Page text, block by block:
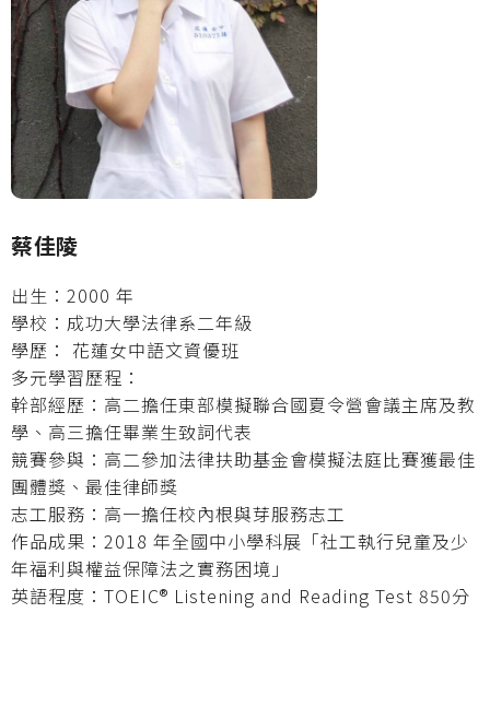
蔡佳陵
出生：2000 年
學校：成功大學法律系二年級
學歷： 花蓮女中語文資優班
多元學習歷程：
幹部經歷：高二擔任東部模擬聯合國夏令營會議主席及教
學、高三擔任畢業生致詞代表
競賽參與：高二參加法律扶助基金會模擬法庭比賽獲最佳
團體獎、最佳律師獎
志工服務：高一擔任校內根與芽服務志工
作品成果：2018 年全國中小學科展「社工執行兒童及少
年福利與權益保障法之實務困境」
英語程度：TOEIC® Listening and Reading Test 850分